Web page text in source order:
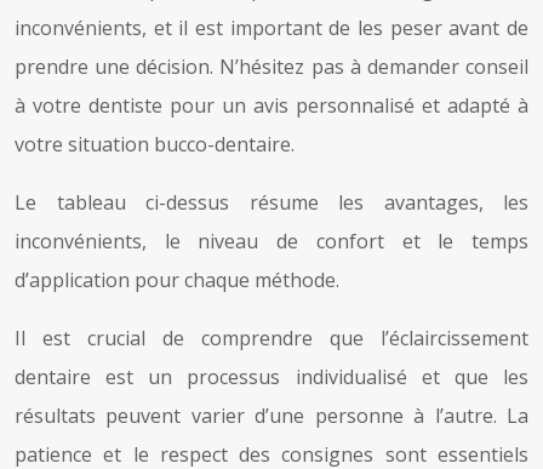
inconvénients, et il est important de les peser avant de
prendre une décision. N’hésitez pas à demander conseil
à votre dentiste pour un avis personnalisé et adapté à
votre situation bucco-dentaire.
Le tableau ci-dessus résume les avantages, les
inconvénients, le niveau de confort et le temps
d’application pour chaque méthode.
Il est crucial de comprendre que l’éclaircissement
dentaire est un processus individualisé et que les
résultats peuvent varier d’une personne à l’autre. La
patience et le respect des consignes sont essentiels